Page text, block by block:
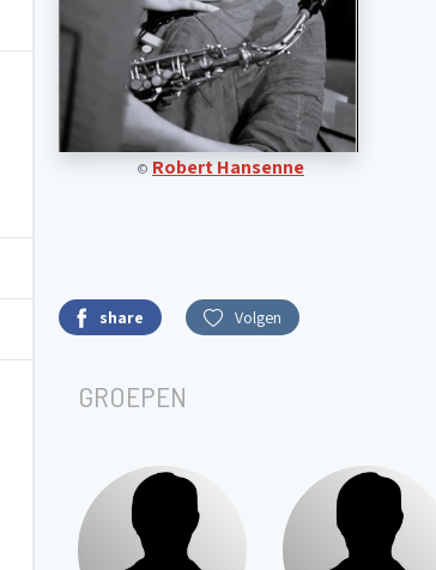
© Robert Hansenne
share Volgen
GROEPEN